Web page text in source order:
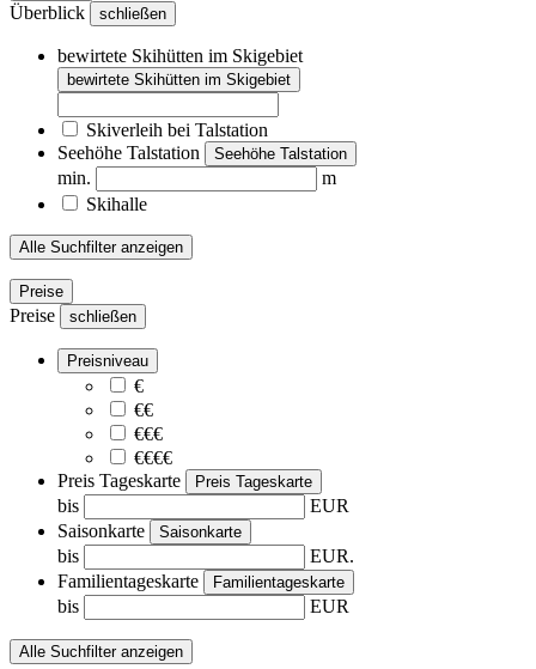
Überblick schließen
bewirtete Skihütten im Skigebiet
bewirtete Skihütten im Skigebiet
Skiverleih bei Talstation
Seehöhe Talstation
Seehöhe Talstation
min.
m
Skihalle
Alle Suchfilter anzeigen
Preise
Preise schließen
Preisniveau
€
€€
€€€
€€€€
Preis Tageskarte
Preis Tageskarte
bis
EUR
Saisonkarte
Saisonkarte
bis
EUR.
Familientageskarte
Familientageskarte
bis EUR
Alle Suchfilter anzeigen